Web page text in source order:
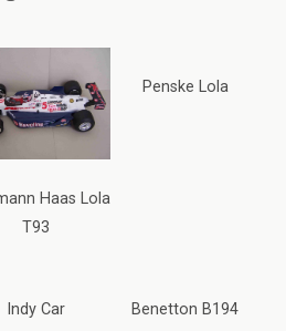
Haas Lola
T93
Penske Lola
Indy Car Benetton B194